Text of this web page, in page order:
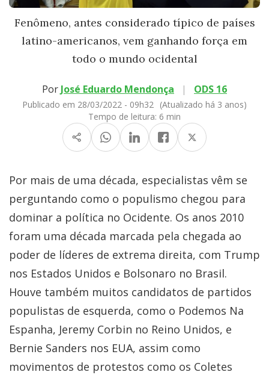
Fenômeno, antes considerado típico de países
latino-americanos, vem ganhando força em
todo o mundo ocidental
Por José Eduardo Mendonça | ODS 16
Publicado em 28/03/2022 - 09h32 (Atualizado há 3 anos)
Tempo de leitura: 6 min
Por mais de uma década, especialistas vêm se
perguntando como o populismo chegou para
dominar a política no Ocidente. Os anos 2010
foram uma década marcada pela chegada ao
poder de líderes de extrema direita, com Trump
nos Estados Unidos e Bolsonaro no Brasil.
Houve também muitos candidatos de partidos
populistas de esquerda, como o Podemos Na
Espanha, Jeremy Corbin no Reino Unidos, e
Bernie Sanders nos EUA, assim como
movimentos de protestos como os Coletes